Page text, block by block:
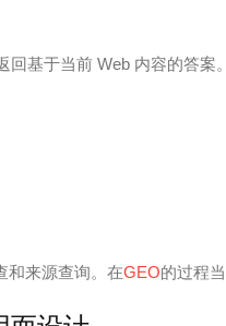
基于当前 Web 内容的答案。
和来源查询。在GEO的过程